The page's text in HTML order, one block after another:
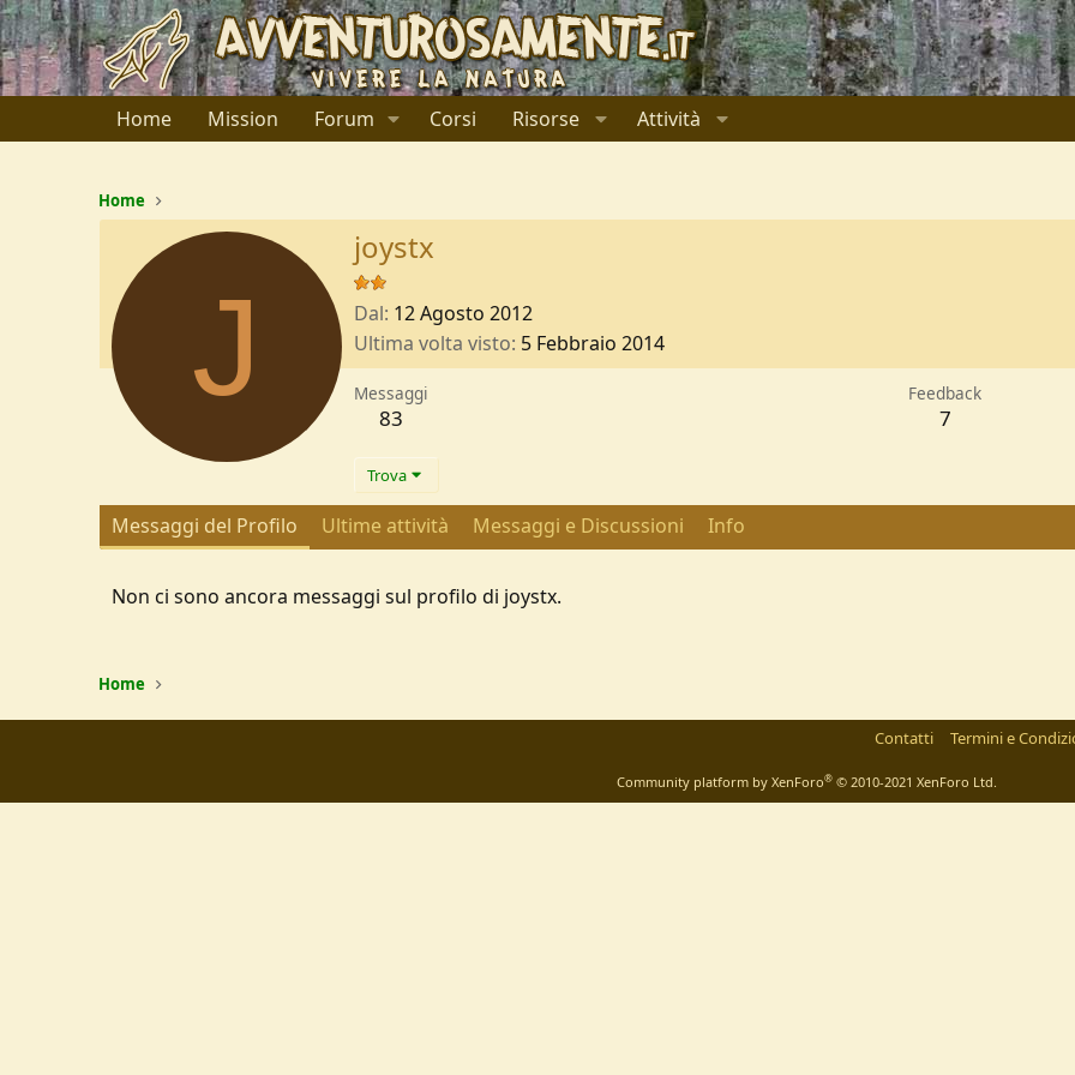
Home Mission Forum Corsi Risorse Attività
Home
J
joystx
Dal 12 Agosto 2012
Ultima volta visto 5 Febbraio 2014
Messaggi
83
Feedback
7
Trova
Messaggi del Profilo Ultime attività Messaggi e Discussioni Info
Non ci sono ancora messaggi sul profilo di joystx.
Home
Contatti Termini e
Community platform by XenForo® © 2010-2021 XenForo Ltd.